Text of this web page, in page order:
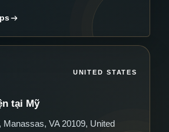
UNITED STATES
tại Mỹ
Manassas, VA 20109, United